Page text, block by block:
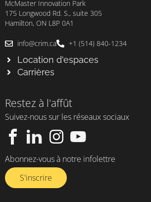
McMaster Innovation Park
175 Longwood Rd. S., suite 305
Hamilton, ON L8P 0A1
info@crim.ca +1 (514) 840-1234
Location d'espaces
Carrières
Restez à l'affût
Suivez-nous sur les réseaux sociaux
Abonnez-vous à notre infolettre​
S'inscrire